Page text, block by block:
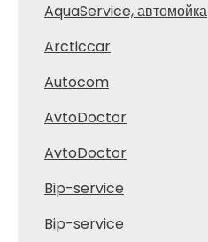
AquaService, автомойка
Arcticcar
Autocom
AvtoDoctor
AvtoDoctor
Bip-service
Bip-service